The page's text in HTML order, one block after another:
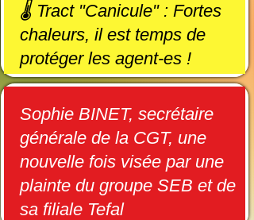
🌡️ Tract "Canicule" : Fortes
chaleurs, il est temps de
protéger les agent-es !
Sophie BINET, secrétaire
générale de la CGT, une
nouvelle fois visée par une
plainte du groupe SEB et de
sa filiale Tefal